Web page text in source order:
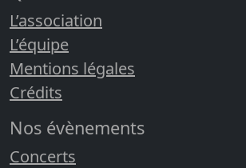
L’association
L’équipe
Mentions légales
Crédits
Nos évènements
Concerts